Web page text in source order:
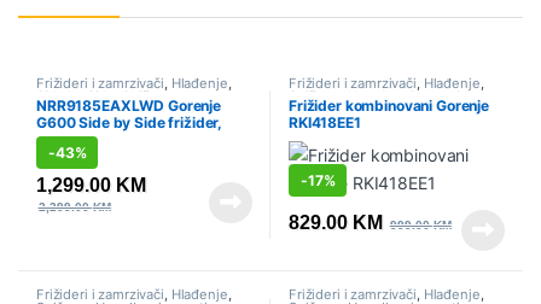
Frižideri i zamrzivači Hlađenje
Side by Side Sniženo
NRR9185EAXLWD Gorenje
G600 Side by Side frižider,
178.6 x 91.5 x 67 cm, Siva
-43%
1,299.00 KM
2,299.00KM
Frižideri i zamrzivači Hlađenje
Sniženo Ugradbeni aparati
Ugradbeni frižideri
Frižider kombinovani Gorenje
RKI418EE1
-17%
829.00 KM 999.00KM
Frižideri i zamrzivači, Hlađenje, Frižideri i zamrzivači, Hlađenje,